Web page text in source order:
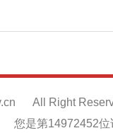
All Right
您是第14972452位